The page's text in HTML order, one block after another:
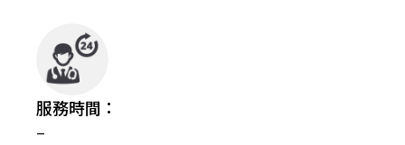
服務時間：
–